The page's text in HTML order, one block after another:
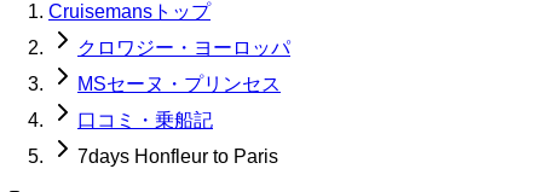
Cruisemansトップ
クロワジー・ヨーロッパ
MSセーヌ・プリンセス
口コミ・乗船記
7days Honfleur to Paris